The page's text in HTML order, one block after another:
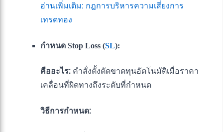
อ่านเพิ่มเติม: กฎการบริหารความเสี่ยงการ
เทรดทอง
กำหนด Stop Loss (SL):
คืออะไร: คำสั่งตั้งตัดขาดทุนอัตโนมัติเมื่อราคา
เคลื่อนที่ผิดทางถึงระดับที่กำหนด
วิธีการกำหนด: